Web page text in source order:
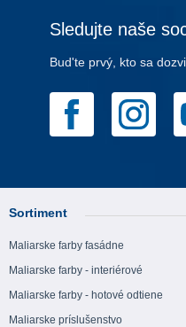
Sledujte naše
Bud'te prvý, kto sa
Sortiment
Maliarske farby fasádne
Maliarske farby - interiérové
Maliarske farby - hotové odtiene
Maliarske príslušenstvo